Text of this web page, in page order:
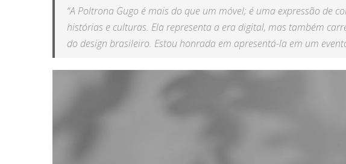
“A Poltrona Gugo é mais do que um móvel; é uma expressão de
histórias e culturas. Ela representa a era digital, mas também
do design brasileiro. Estou honrada em apresentá-la em um